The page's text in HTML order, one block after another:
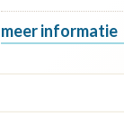
meer informatie